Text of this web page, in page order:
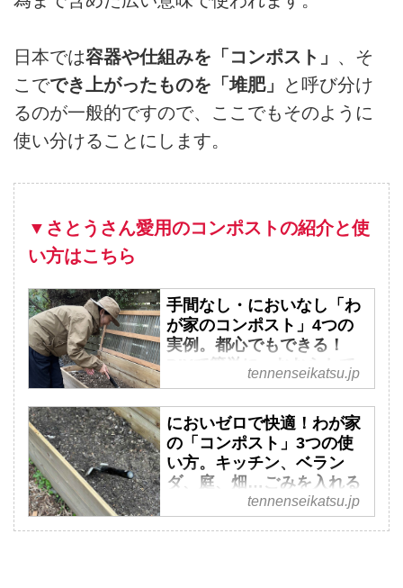
日本では容器や仕組みを「コンポスト」 、そ
こででき上がったものを「堆肥」
と呼び分け
るのが一般的ですので、ここでもそのように
使い分けることにします。
▼さとうさん愛用のコンポストの紹介と使
い方はこちら
手間なし・においなし「わ
が家のコンポスト」4つの
実例。都心でもできる！
DIYで簡単に、おおらかで
快適な“ごみ”の活用法／さ
とうゆみこさん（フラワー
＆グリーンスタイリスト）
- 天然生活web
植物の仕事をしながら都心で家
庭菜園を営む、フワラー＆グリ
ーンスタイリストのさとうゆみ
こさん。植物や野菜、土と向き
tennenseikatsu.jp
においゼロで快適！わが家
の「コンポスト」3つの使
い方。キッチン、ベラン
ダ、庭、畑…ごみを入れる
だけで“豊かな土”に生まれ
変わる小さな循環／さとう
tennenseikatsu.jp